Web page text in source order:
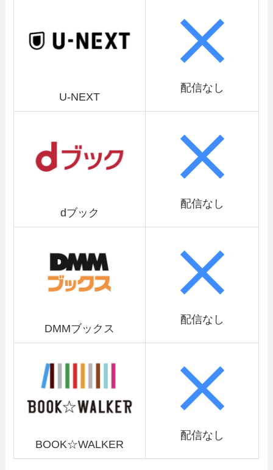
U-NEXT
配信なし
dブック
配信なし
DMMブックス
配信なし
BOOK☆WALKER
配信なし